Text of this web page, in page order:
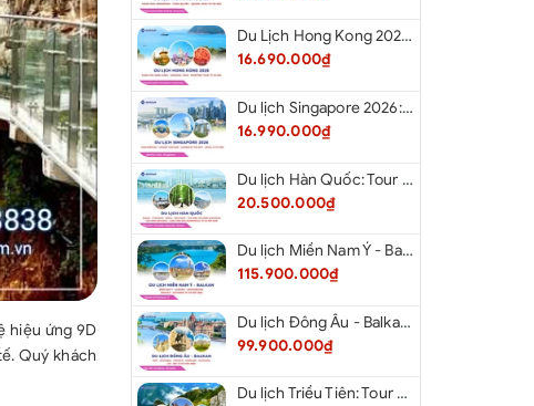
hiệu ứng 9D
Quý khách
Du Lịch Hong Kong 2026: Khám phá Hong Kong - Dingding Tram - Shopping Tour từ Hà Nội
16.690.000₫
Du lịch Singapore 2026: Tour Sentosa - Madame Tussauds - Garden By The Bay - Jewel từ Hà Nội
16.990.000₫
Du lịch Hàn Quốc: Tour Busan - Gyeongju - Seoul - Đảo Nami - Tàu Điện Ven Biển Haeundae - Cầu Kính Oryukdo - Làng Văn Hóa Huinnyeoul từ Hà Nội 2026
20.500.000₫
Du lịch Miền Nam Ý - Balkan: Tour Miền Nam Ý - Albania - Montenegro - Croatia - Slovenia từ Hà Nội 2026
115.900.000₫
Du lịch Đông Âu - Balkan: Tour Đức - Slovenia - Croatia - Hungary - Slovakia - Áo - Séc từ Hà Nội 2026
99.900.000₫
Du lịch Triều Tiên: Tour Bắc Kinh - Bình Nhưỡng - Núi Myohyang - Kaesong - Bàn Môn Điếm - Đan Đông từ Hà Nội 2026